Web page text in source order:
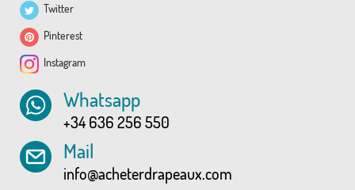
Twitter
Pinterest
Instagram
Whatsapp
+34 636 256 550
Mail
info@acheterdrapeaux.com